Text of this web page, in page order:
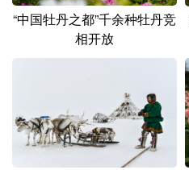
多语种频道
Русский язык
Deutsch Português
“中国牡丹之都”千余种牡丹竞
相开放